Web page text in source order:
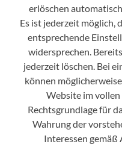
erlöschen
Es ist jederzeit möglich,
entsprechende
widersprechen.
jederzeit löschen. Bei
können
Website im
Rechtsgrundlage für
Wahrung der
Interessen gemäß